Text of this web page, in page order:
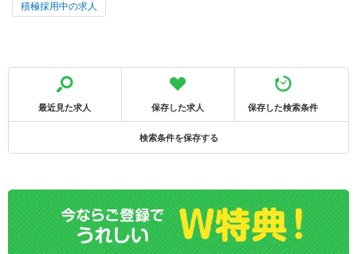
積極採用中の求人
最近見た求人 保存した求人 保存した検索条件
検索条件を保存する